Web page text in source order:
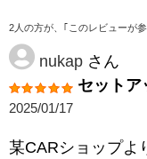
2人の方が、｢このレビューが
nukap さん
セットア
2025/01/17
某CARショップよ